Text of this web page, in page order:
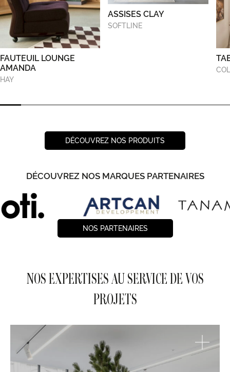
FAUTEUIL LOUNGE
AMANDA
HAY
ASSISES CLAY
SOFTLINE
DÉCOUVREZ NOS PRODUITS
DÉCOUVREZ NOS MARQUES PARTENAIRES
NOS PARTENAIRES
NOS EXPERTISES AU SERVICE DE VOS
PROJETS